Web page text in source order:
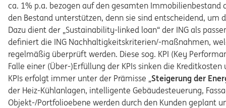
ca. 1% p.a. bezogen auf den gesamten
den Bestand unterstützen, denn sie sind entscheidend, um
Dazu dient der „Sustainability-linked loan“ der ING als
definiert die ING Nachhaltigkeitskriterien/-maßnahmen,
regelmäßig überprüft werden. Diese sog. KPI (Key
Falle einer (Über-)Erfüllung der KPIs sinken die
KPIs erfolgt immer unter der Prämisse „Steigerung der
der Heiz-Kühlanlagen, intelligente Gebäudesteuerung,
Objekt-/Portfolioebene werden durch den Kunden geplant